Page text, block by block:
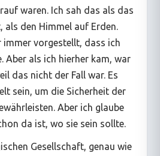
waren. Ich sah das als das
als den Himmel auf Erden.
immer vorgestellt, dass ich
Aber als ich hierher kam, war
das nicht der Fall war. Es
sein, um die Sicherheit der
Aber ich glaube
da ist, wo sie sein sollte.
Gesellschaft, genau wie